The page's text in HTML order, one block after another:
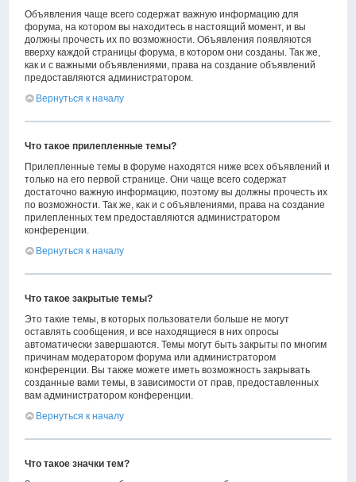
Объявления чаще всего содержат важную информацию для
форума, на котором вы находитесь в настоящий момент, и вы
должны прочесть их по возможности. Объявления появляются
вверху каждой страницы форума, в котором они созданы. Так же,
как и с важными объявлениями, права на создание объявлений
предоставляются администратором.
Вернуться к началу
Что такое прилепленные темы?
Прилепленные темы в форуме находятся ниже всех объявлений и
только на его первой странице. Они чаще всего содержат
достаточно важную информацию, поэтому вы должны прочесть их
по возможности. Так же, как и с объявлениями, права на создание
прилепленных тем предоставляются администратором
конференции.
Вернуться к началу
Что такое закрытые темы?
Это такие темы, в которых пользователи больше не могут
оставлять сообщения, и все находящиеся в них опросы
автоматически завершаются. Темы могут быть закрыты по многим
причинам модератором форума или администратором
конференции. Вы также можете иметь возможность закрывать
созданные вами темы, в зависимости от прав, предоставленных
вам администратором конференции.
Вернуться к началу
Что такое значки тем?